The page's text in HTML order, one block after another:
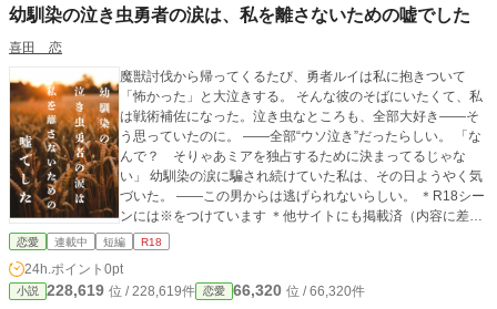
幼馴染の泣き虫勇者の涙は、私を離さないための嘘でした
喜田 恋
魔獣討伐から帰ってくるたび、勇者ルイは私に抱きついて
「怖かった」と大泣きする。 そんな彼のそばにいたくて、私
は戦術補佐になった。泣き虫なところも、全部大好き――そ
う思っていたのに。 ――全部“ウソ泣き”だったらしい。 「な
んで？ そりゃあミアを独占するために決まってるじゃな
い」 幼馴染の涙に騙され続けていた私は、その日ようやく気
づいた。 ――この男からは逃げられないらしい。 ＊R18シー
ンには※をつけています ＊他サイトにも掲載済（内容に差異
はありません）
恋愛 連載中 短編 R18
24h.ポイント 0pt
小説 228,619 位 / 228,619件 恋愛 66,320 位 / 66,320件